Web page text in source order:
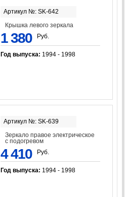
Артикул №: SK-642
Крышка левого зеркала
1 380 Руб.
Год выпуска: 1994 - 1998
Артикул №: SK-639
Зеркало правое электрическое
с подогревом
4 410 Руб.
Год выпуска: 1994 - 1998